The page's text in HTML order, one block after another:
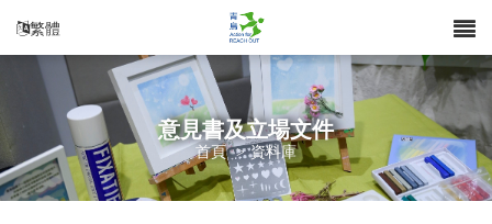
繁體
意見書及立場文件
首頁 > 資料庫